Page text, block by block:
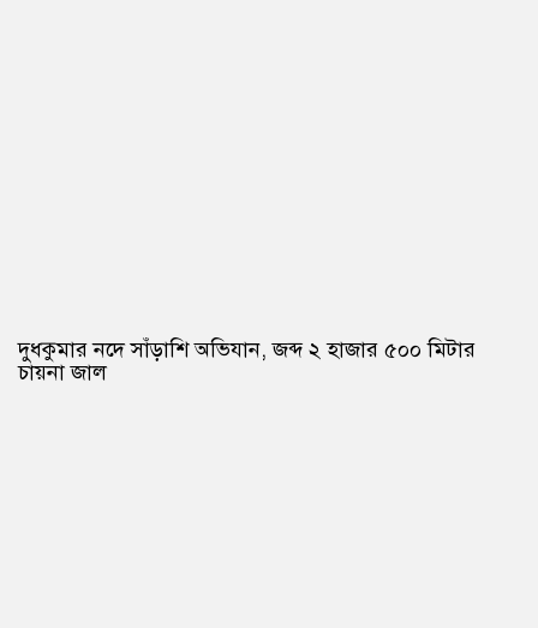
দুধকুমার নদে সাঁড়াশি অভিযান, জব্দ ২ হাজার ৫০০ মিটার
চায়না জাল